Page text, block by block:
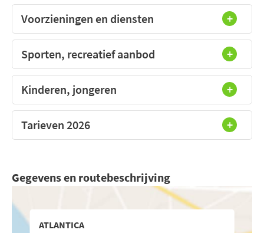
Voorzieningen en diensten
Sporten, recreatief aanbod
Kinderen, jongeren
Tarieven 2026
Gegevens en routebeschrijving
ATLANTICA